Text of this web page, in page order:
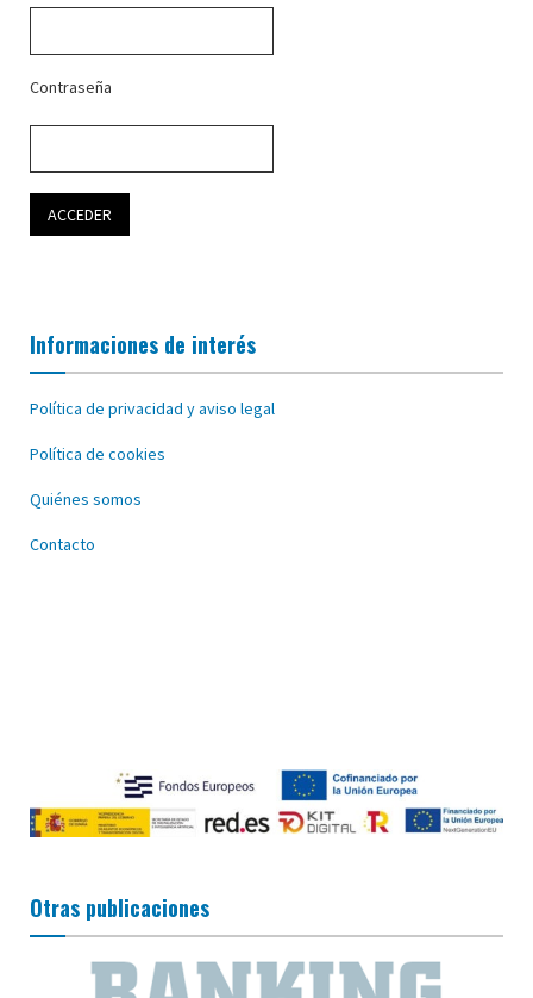
Contraseña
Informaciones de interés
Política de privacidad y aviso legal
Política de cookies
Quiénes somos
Contacto
Otras publicaciones